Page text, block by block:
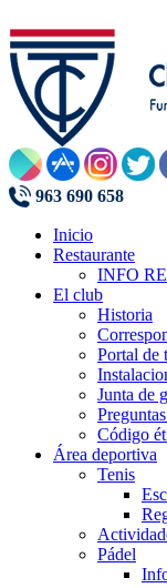
963 690 658
Inicio
Restaurante
INFO
El club
Historia
Portal de
Junta de
Código
Área deportiva
Tenis
Pádel